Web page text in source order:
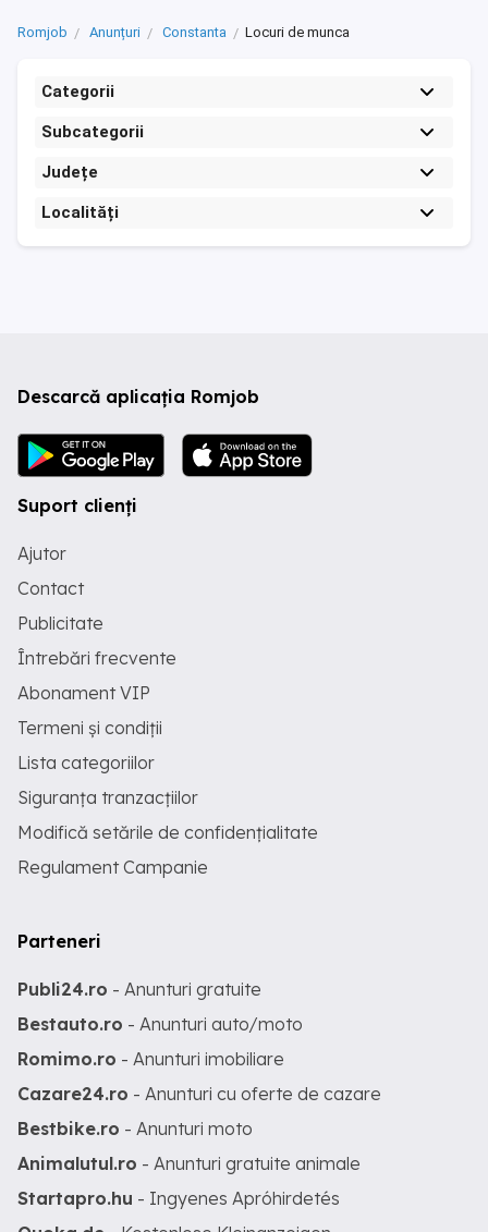
Romjob Anunțuri Constanta Locuri de munca
Categorii
Subcategorii
Județe
Localități
Descarcă aplicația Romjob
Suport clienți
Ajutor
Contact
Publicitate
Întrebări frecvente
Abonament VIP
Termeni și condiții
Lista categoriilor
Siguranța tranzacțiilor
Modifică setările de confidențialitate
Regulament Campanie
Parteneri
Publi24.ro - Anunturi gratuite
Bestauto.ro - Anunturi auto/moto
Romimo.ro - Anunturi imobiliare
Cazare24.ro - Anunturi cu oferte de cazare
Bestbike.ro - Anunturi moto
Animalutul.ro - Anunturi gratuite animale
Startapro.hu - Ingyenes Apróhirdetés